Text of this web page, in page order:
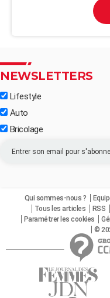
NEWSLETTERS
Lifestyle
Auto
Bricolage
Qui sommes-nous ?
Tous les articles
RSS
Paramétrer les cookies
©